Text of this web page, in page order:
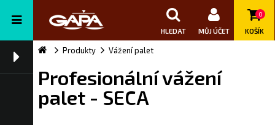
HLEDAT MŮJ ÚČET
0
KOŠÍK
Produkty Vážení palet
Profesionální vážení
palet - SECA